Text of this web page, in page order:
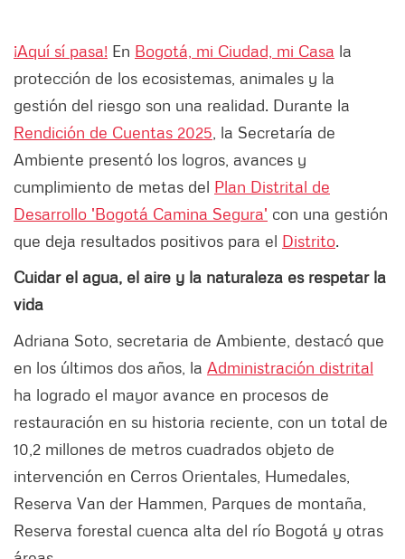
¡Aquí sí pasa! En Bogotá, mi Ciudad, mi Casa la
protección de los ecosistemas, animales y la
gestión del riesgo son una realidad. Durante la
Rendición de Cuentas 2025 , la Secretaría de
Ambiente presentó los logros, avances y
cumplimiento de metas del Plan Distrital de
Desarrollo 'Bogotá Camina Segura' con una gestión
que deja resultados positivos para el Distrito.
Cuidar el agua, el aire y la naturaleza es respetar la
vida
Adriana Soto, secretaria de Ambiente, destacó que
en los últimos dos años, la Administración distrital
ha logrado el mayor avance en procesos de
restauración en su historia reciente, con un total de
10,2 millones de metros cuadrados objeto de
intervención en Cerros Orientales, Humedales,
Reserva Van der Hammen, Parques de montaña,
Reserva forestal cuenca alta del río Bogotá y otras